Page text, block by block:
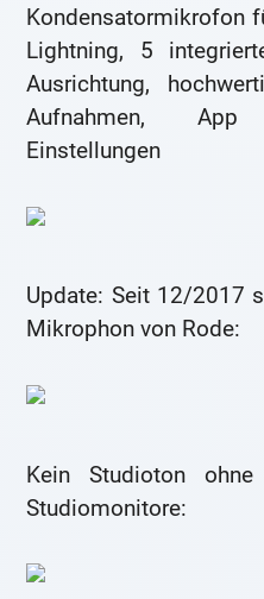
Kondensatormikrofon
Lightning, 5
Ausrichtung,
Aufnahmen,
Einstellungen
Update: Seit 12/2017
Mikrophon von Rode:
Kein Studioton
Studiomonitore: